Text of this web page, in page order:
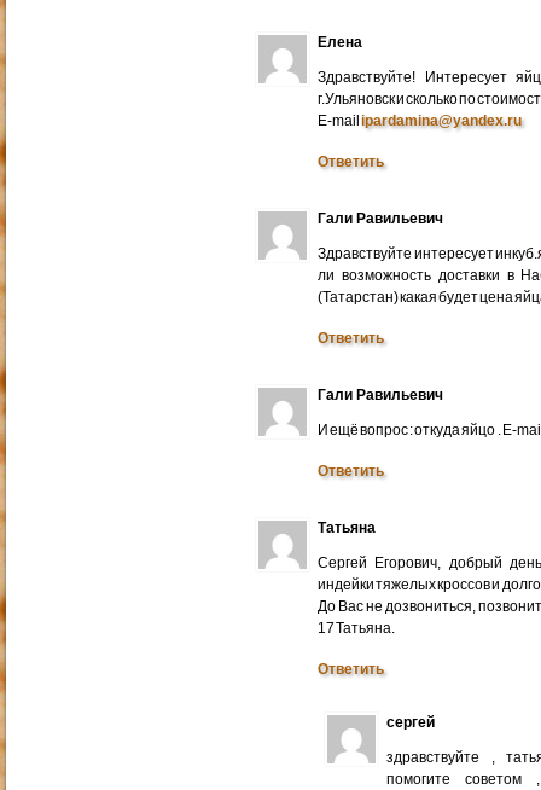
Елена
Здравствуйте! Интересует
г.Ульяновск и сколько по
E-mailipardamina@yandex.ru
Ответить
Гали Равильевич
Здравствуйте интересует
ли возможность доставки в
(Татарстан) какая будет цена
Ответить
Гали Равильевич
И ещё вопрос : откуда яйцо . E-
Ответить
Татьяна
Сергей Егорович, добрый
индейки тяжелых кроссов и
До Вас не дозвониться,
17 Татьяна.
Ответить
сергей
здравствуйте ,
помогите